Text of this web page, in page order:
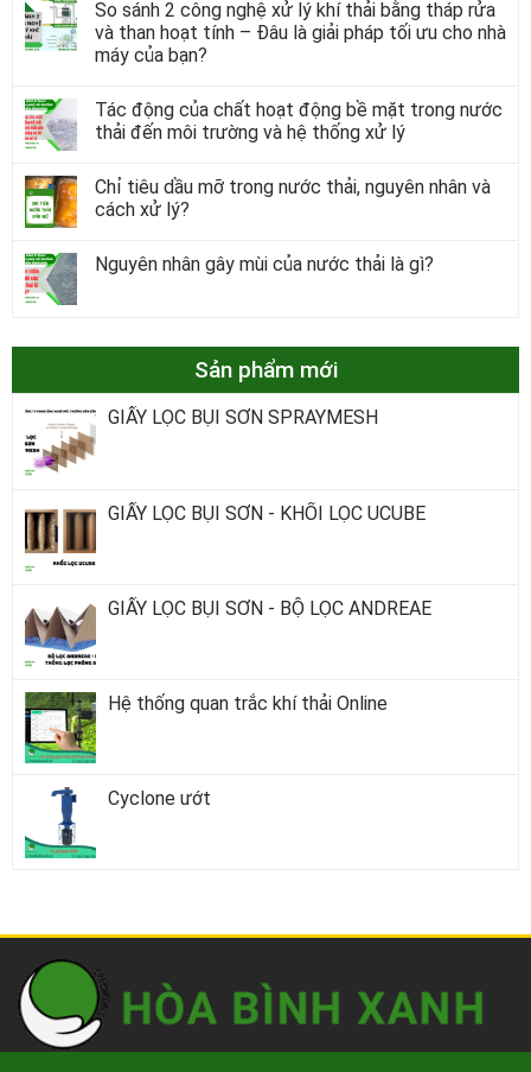
So sánh 2 công nghệ xử lý khí thải bằng tháp rửa
và than hoạt tính – Đâu là giải pháp tối ưu cho nhà
máy của bạn?
Tác động của chất hoạt động bề mặt trong nước
thải đến môi trường và hệ thống xử lý
Chỉ tiêu dầu mỡ trong nước thải, nguyên nhân và
cách xử lý?
Nguyên nhân gây mùi của nước thải là gì?
Sản phẩm mới
GIẤY LỌC BỤI SƠN SPRAYMESH
GIẤY LỌC BỤI SƠN - KHỐI LỌC UCUBE
GIẤY LỌC BỤI SƠN - BỘ LỌC ANDREAE
Hệ thống quan trắc khí thải Online
Cyclone ướt